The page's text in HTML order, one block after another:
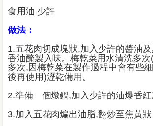
食用油 少許
做法：
1.五花肉切成塊狀,加入少許的醬油
香油醃製入味。梅乾菜用水清洗多
多次,因梅乾菜在製作過程中會有些
後再使用)瀝乾備用。
2.準備一個燉鍋,加入少許的油爆香
3.加入五花肉煸出油脂,翻炒至焦黃狀